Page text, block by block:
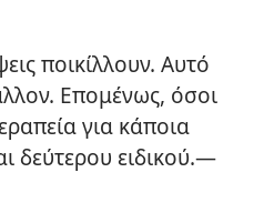
ποικίλλουν. Αυτό
Επομένως, όσοι
για κάποια
δεύτερου ειδικού.​—